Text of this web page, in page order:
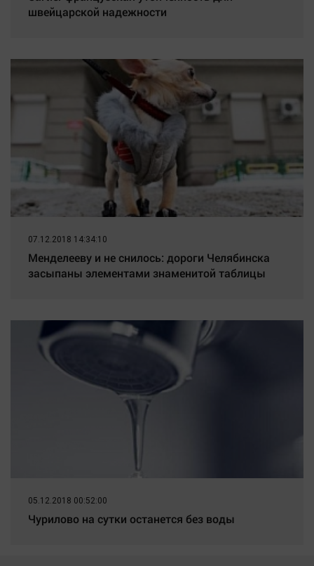
швейцарской надежности
07.12.2018 14:34:10
Менделееву и не снилось: дороги Челябинска
засыпаны элементами знаменитой таблицы
05.12.2018 00:52:00
Чурилово на сутки останется без воды